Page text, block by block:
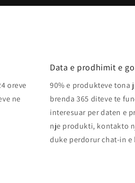
ULTRA
oreve
ne
Data e prodhimit e
90% e produkteve tona
brenda 365 diteve te
interesuar per daten e
nje produkti, kontakto
duke perdorur chat-in e